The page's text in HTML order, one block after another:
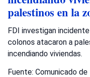
palestinos en la
FDI investigan
colonos atacaron a
incendiando viviendas.
Fuente: Comunicado